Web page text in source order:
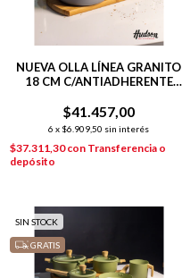
NUEVA OLLA LÍNEA GRANITO
18 CM C/ANTIADHERENTE
$41.457,00
6 x $6.909,50 sin interés
$37.311,30con Transferencia o
depósito
SIN STOCK
GRATIS